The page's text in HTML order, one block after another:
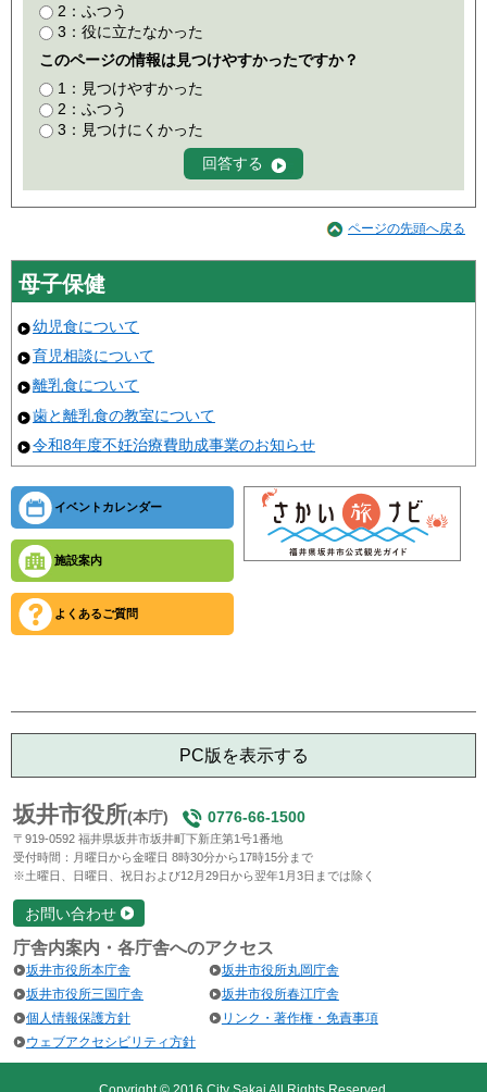
2：ふつう
3：役に立たなかった
このページの情報は見つけやすかったですか？
1：見つけやすかった
2：ふつう
3：見つけにくかった
ページの先頭へ戻る
母子保健
幼児食について
育児相談について
離乳食について
歯と離乳食の教室について
令和8年度不妊治療費助成事業のお知らせ
イベントカレンダー
施設案内
よくあるご質問
PC版を表示する
坂井市役所(本庁) 0776-66-1500
〒919-0592 福井県坂井市坂井町下新庄第1号1番地
受付時間：月曜日から金曜日 8時30分から17時15分まで
※土曜日、日曜日、祝日および12月29日から翌年1月3日までは除く
お問い合わせ
庁舎内案内・各庁舎へのアクセス
坂井市役所本庁舎
坂井市役所丸岡庁舎
坂井市役所三国庁舎
坂井市役所春江庁舎
個人情報保護方針
リンク・著作権・免責事項
ウェブアクセシビリティ方針